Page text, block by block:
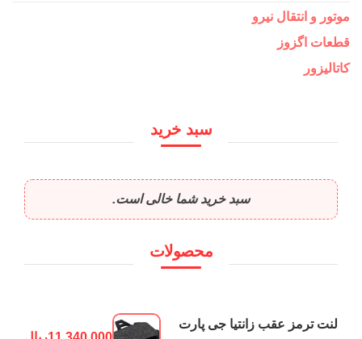
موتور و انتقال نیرو
قطعات اگزوز
کاتالیزور
سبد خرید
سبد خرید شما خالی است.
محصولات
لنت ترمز عقب زانتیا جی پارت